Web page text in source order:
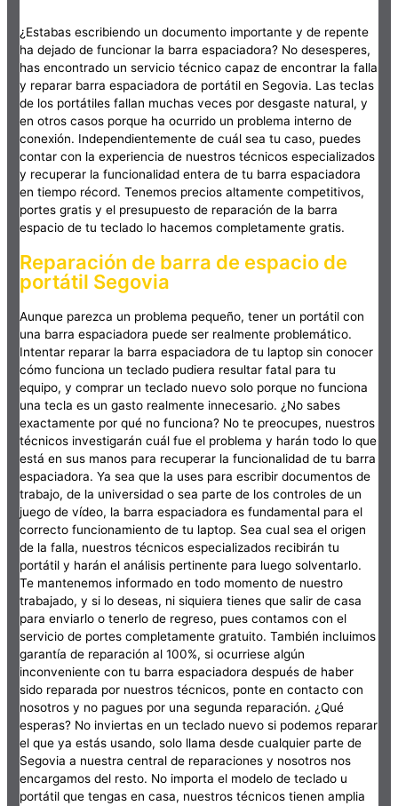
¿Estabas escribiendo un documento importante y de repente
ha dejado de funcionar la barra espaciadora? No desesperes,
has encontrado un servicio técnico capaz de encontrar la falla
y reparar barra espaciadora de portátil en Segovia. Las teclas
de los portátiles fallan muchas veces por desgaste natural, y
en otros casos porque ha ocurrido un problema interno de
conexión. Independientemente de cuál sea tu caso, puedes
contar con la experiencia de nuestros técnicos especializados
y recuperar la funcionalidad entera de tu barra espaciadora
en tiempo récord. Tenemos precios altamente competitivos,
portes gratis y el presupuesto de reparación de la barra
espacio de tu teclado lo hacemos completamente gratis.
Reparación de barra de espacio de
portátil Segovia
Aunque parezca un problema pequeño, tener un portátil con
una barra espaciadora puede ser realmente problemático.
Intentar reparar la barra espaciadora de tu laptop sin conocer
cómo funciona un teclado pudiera resultar fatal para tu
equipo, y comprar un teclado nuevo solo porque no funciona
una tecla es un gasto realmente innecesario. ¿No sabes
exactamente por qué no funciona? No te preocupes, nuestros
técnicos investigarán cuál fue el problema y harán todo lo que
está en sus manos para recuperar la funcionalidad de tu barra
espaciadora. Ya sea que la uses para escribir documentos de
trabajo, de la universidad o sea parte de los controles de un
juego de vídeo, la barra espaciadora es fundamental para el
correcto funcionamiento de tu laptop. Sea cual sea el origen
de la falla, nuestros técnicos especializados recibirán tu
portátil y harán el análisis pertinente para luego solventarlo.
Te mantenemos informado en todo momento de nuestro
trabajado, y si lo deseas, ni siquiera tienes que salir de casa
para enviarlo o tenerlo de regreso, pues contamos con el
servicio de portes completamente gratuito. También incluimos
garantía de reparación al 100%, si ocurriese algún
inconveniente con tu barra espaciadora después de haber
sido reparada por nuestros técnicos, ponte en contacto con
nosotros y no pagues por una segunda reparación. ¿Qué
esperas? No inviertas en un teclado nuevo si podemos reparar
el que ya estás usando, solo llama desde cualquier parte de
Segovia a nuestra central de reparaciones y nosotros nos
encargamos del resto. No importa el modelo de teclado u
portátil que tengas en casa, nuestros técnicos tienen amplia